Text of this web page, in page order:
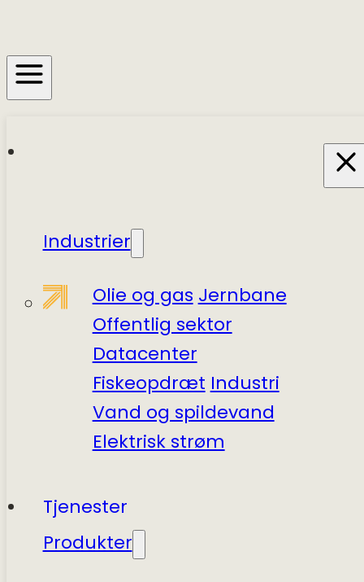
Industrier
Olie og gasJernbane
Offentlig sektor
Datacenter
FiskeopdrætIndustri
Vand og spildevand
Elektrisk strøm
Tjenester
Produkter